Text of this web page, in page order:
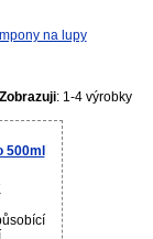
na lupy
Zobrazuji: 1-4 výrobky
500ml